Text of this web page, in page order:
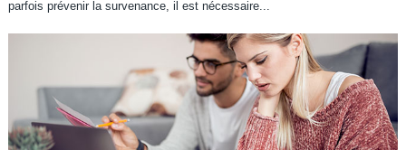
parfois prévenir la survenance, il est nécessaire...